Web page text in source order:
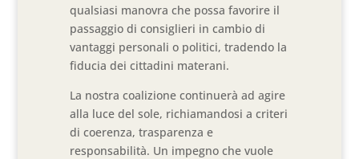
qualsiasi manovra che possa favorire il
passaggio di consiglieri in cambio di
vantaggi personali o politici, tradendo la
fiducia dei cittadini materani.
La nostra coalizione continuerà ad agire
alla luce del sole, richiamandosi a criteri
di coerenza, trasparenza e
responsabilità. Un impegno che vuole